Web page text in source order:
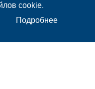
cookie.
Подробнее